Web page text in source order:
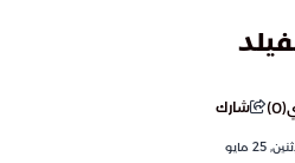
(
0
) شارك
25 مايو